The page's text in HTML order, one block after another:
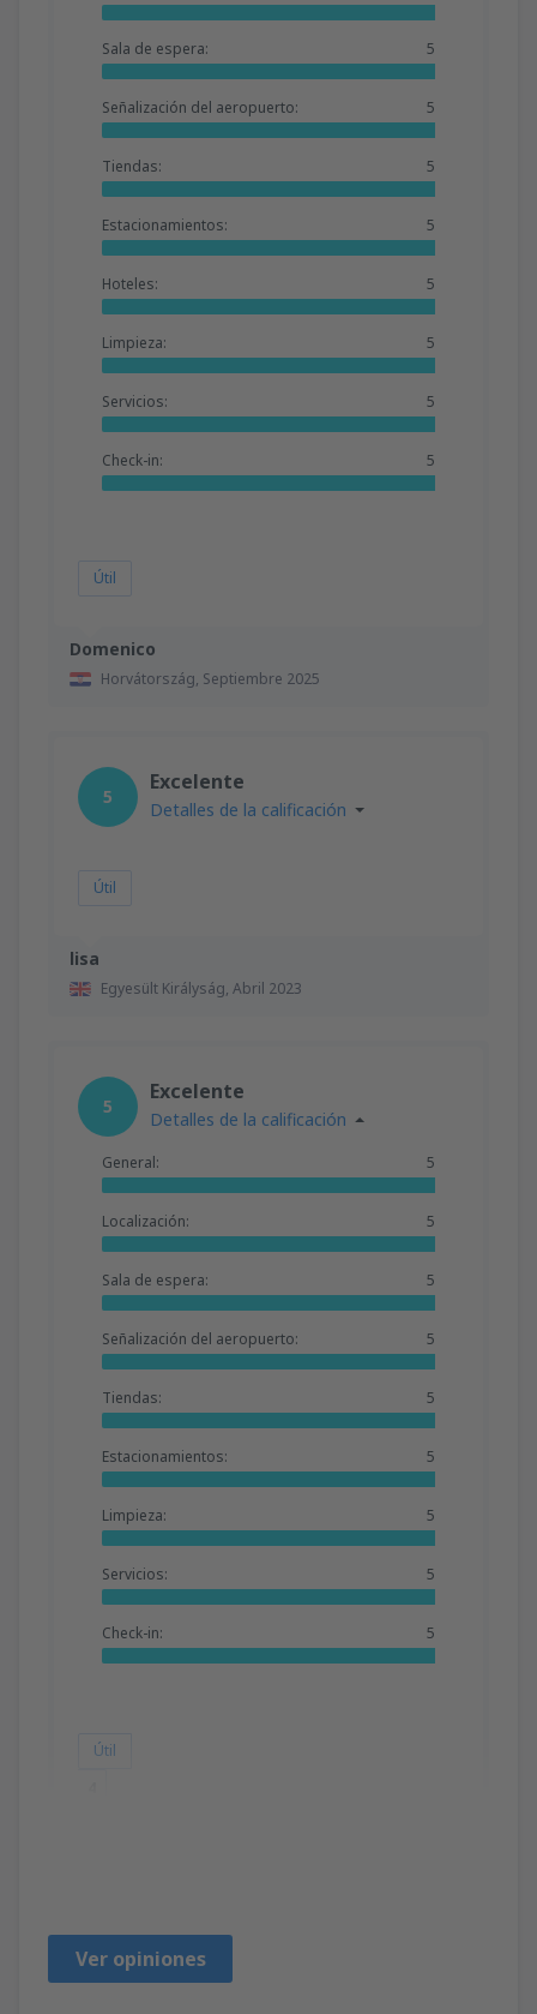
Domenico
Horvátország, Septiembre 2025
Sala de espera: 5
Señalización del aeropuerto: 5
Tiendas: 5
Estacionamientos: 5
Hoteles: 5
Limpieza: 5
Servicios: 5
Check-in: 5
Útil
lisa
Egyesült Királyság, Abril 2023
5
Excelente
Detalles de la calificación
Útil
5
Excelente
Detalles de la calificación
General: 5
Localización: 5
Sala de espera: 5
Señalización del aeropuerto: 5
Tiendas: 5
Estacionamientos: 5
Limpieza: 5
Servicios: 5
Check-in: 5
Útil
Ver opiniones